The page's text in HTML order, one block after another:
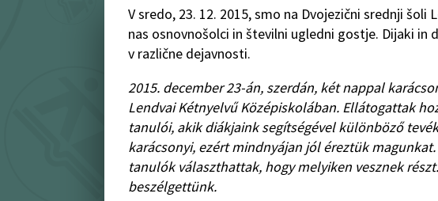
V sredo, 23. 12. 2015, smo na Dvojezični srednji
nas osnovnošolci in številni ugledni gostje. Dijaki in
v različne dejavnosti.
2015. december 23-án, szerdán, két nappal
Lendvai Kétnyelvű Középiskolában. Ellátogattak
tanulói, akik diákjaink segítségével különböző
karácsonyi, ezért mindnyájan jól éreztük
tanulók választhattak, hogy melyiken vesznek
beszélgettünk.